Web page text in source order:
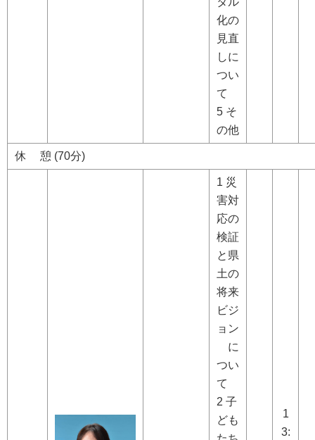
化の
見直
しに
つい
て
5 そ
の他
休 憩 (70分)
1 災
害対
応の
検証
と県
土の
将来
ビジ
ョン
に
つい
て
2 子
ども
1
3: